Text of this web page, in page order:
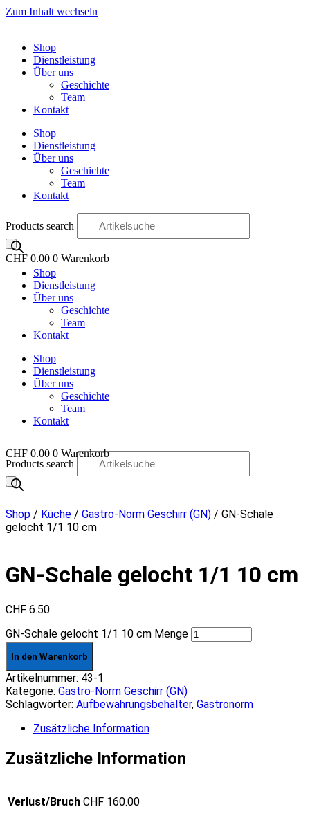
Zum Inhalt wechseln
Shop
Dienstleistung
Über uns
Geschichte
Team
Kontakt
Shop
Dienstleistung
Über uns
Geschichte
Team
Kontakt
Products search
CHF 0.00 0 Warenkorb
OO
Shop
Dienstleistung
Über uns
Geschichte
Team
Kontakt
Shop
Dienstleistung
Über uns
Geschichte
Team
Kontakt
CHF 0.00 0 Warenkorb
OO
Products search
Shop / Küche / Gastro-Norm Geschirr (GN) / GN-Schale
gelocht 1/1 10 cm
GN-Schale gelocht 1/1 10 cm
CHF 6.50
GN-Schale gelocht 1/1 10 cm Menge
In den Warenkorb
Artikelnummer: 43-1
Kategorie: Gastro-Norm Geschirr (GN)
Schlagwörter: Aufbewahrungsbehälter, Gastronorm
Zusätzliche Information
Zusätzliche Information
Verlust/Bruch CHF 160.00